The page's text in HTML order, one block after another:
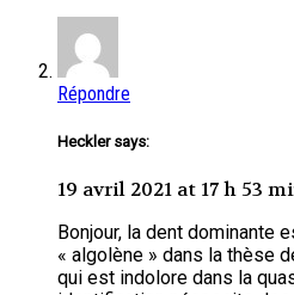
Répondre
Heckler says:
19 avril 2021 at 17 h 53
Bonjour, la dent dominante
« algolène » dans la thèse
qui est indolore dans la